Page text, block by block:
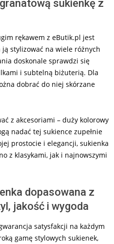
sukienkę z
rękawem z eButik.pl jest
stylizować na wiele różnych
doskonale sprawdzi się
i subtelną biżuterią. Dla
dobrać do niej skórzane
z akcesoriami – duży kolorowy
nadać tej sukience zupełnie
prostocie i elegancji, sukienka
z klasykami, jak i najnowszymi
dopasowana z
jakość i wygoda
satysfakcji na każdym
gamę stylowych sukienek,